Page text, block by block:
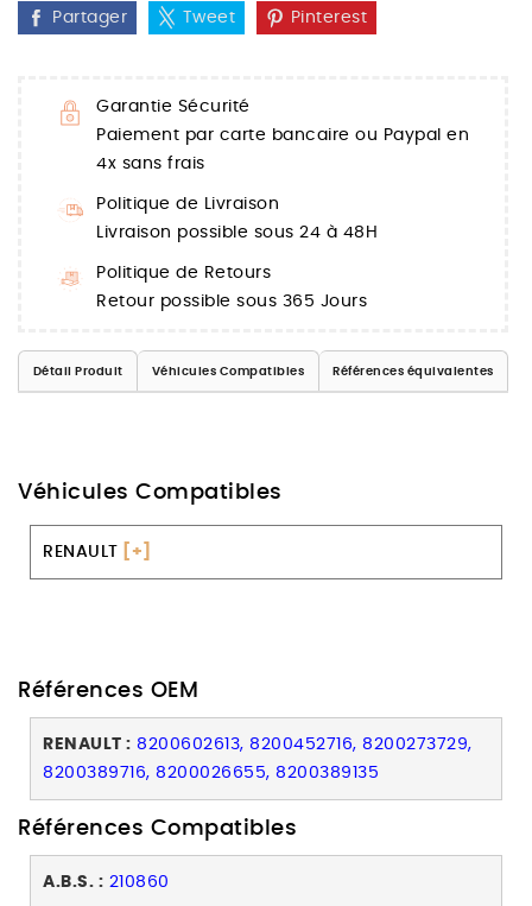
Partager Tweet Pinterest
Garantie Sécurité
Paiement par carte bancaire ou Paypal en
4x sans frais
Politique de Livraison
Livraison possible sous 24 à 48H
Politique de Retours
Retour possible sous 365 Jours
Détail Produit Véhicules Compatibles Références équivalentes
Véhicules Compatibles
RENAULT [+]
Références OEM
RENAULT : 8200602613, 8200452716, 8200273729,
8200389716, 8200026655, 8200389135
Références Compatibles
A.B.S. : 210860